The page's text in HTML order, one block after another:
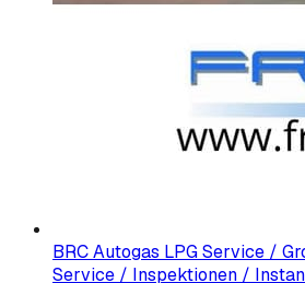
BRC Autogas LPG Service /
Service / Inspektionen /